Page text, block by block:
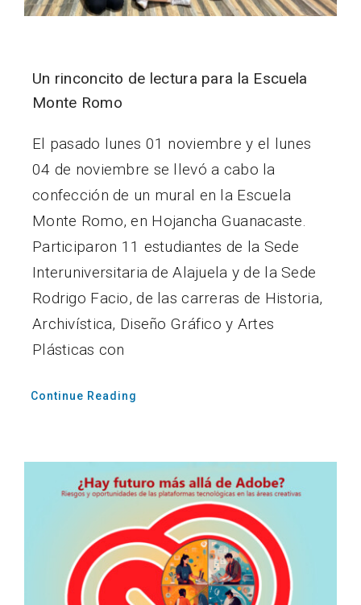
Un rinconcito de lectura para la Escuela
Monte Romo
El pasado lunes 01 noviembre y el lunes
04 de noviembre se llevó a cabo la
confección de un mural en la Escuela
Monte Romo, en Hojancha Guanacaste.
Participaron 11 estudiantes de la Sede
Interuniversitaria de Alajuela y de la Sede
Rodrigo Facio, de las carreras de Historia,
Archivística, Diseño Gráfico y Artes
Plásticas con
Continue Reading